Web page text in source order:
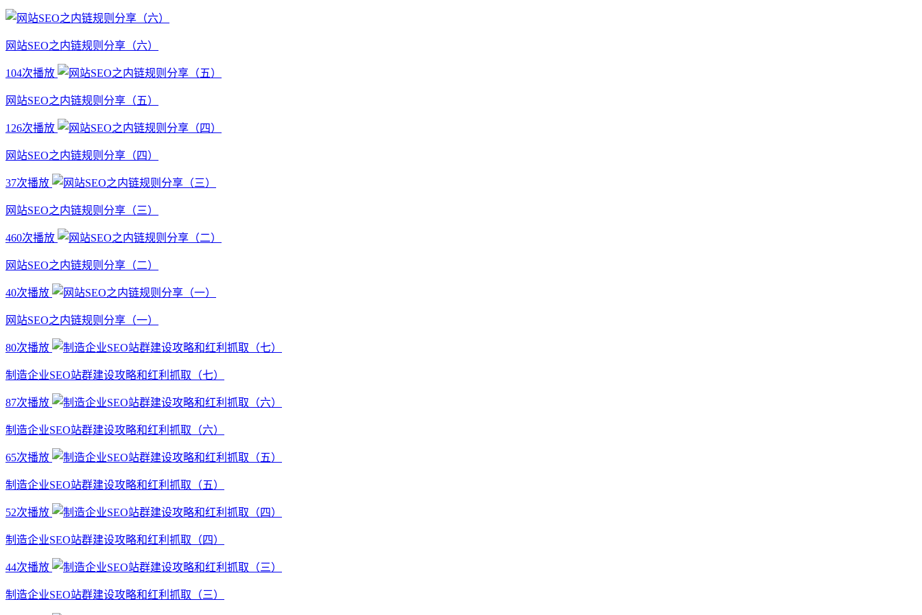
网站SEO之内链规则分享（六）
104次播放
网站SEO之内链规则分享（五）
126次播放
网站SEO之内链规则分享（四）
37次播放
网站SEO之内链规则分享（三）
460次播放
网站SEO之内链规则分享（二）
40次播放
网站SEO之内链规则分享（一）
80次播放
制造企业SEO站群建设攻略和红利抓取（七）
87次播放
制造企业SEO站群建设攻略和红利抓取（六）
65次播放
制造企业SEO站群建设攻略和红利抓取（五）
52次播放
制造企业SEO站群建设攻略和红利抓取（四）
44次播放
制造企业SEO站群建设攻略和红利抓取（三）